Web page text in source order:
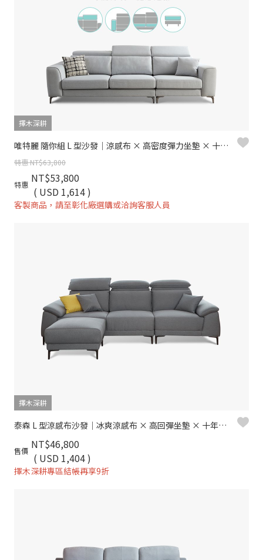
擇木深耕
唯特麗 隨你組 L 型沙發｜涼感布 × 高密度彈力坐墊 × 十年骨架保固 – 擇木深耕系列
特惠 NT$63,800
特惠 NT$53,800
( USD 1,614 )
客製商品，請至彰化廠選購或洽詢客服人員
擇木深耕
泰森 L 型涼感布沙發｜冰爽涼感布 × 高回彈坐墊 × 十年骨架保固 – 擇木深耕系列
售價 NT$46,800
( USD 1,404 )
擇木深耕專區結帳再享9折